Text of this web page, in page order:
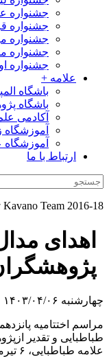
جشنواره
جشنواره
جشنواره
جشنواره
جشنواره
علامه +
باشگاه
باشگاه
آکادمی علم
آموزشگاه
آموزشگاه
ارتباط با ما
Kavano Team 2016-
اهدای
۱۴۰۳/۰۴/۰۶
اختتامیه
و تقدیر
علامه